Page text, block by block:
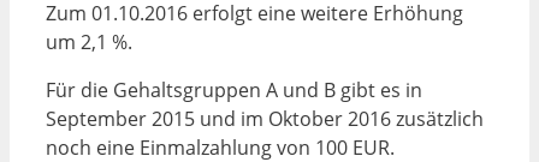
Zum 01.10.2016 erfolgt eine weitere Erhöhung
um 2,1 %.
Für die Gehaltsgruppen A und B gibt es in
September 2015 und im Oktober 2016 zusätzlich
noch eine Einmalzahlung von 100 EUR.